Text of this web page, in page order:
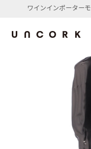
ワインインポーター